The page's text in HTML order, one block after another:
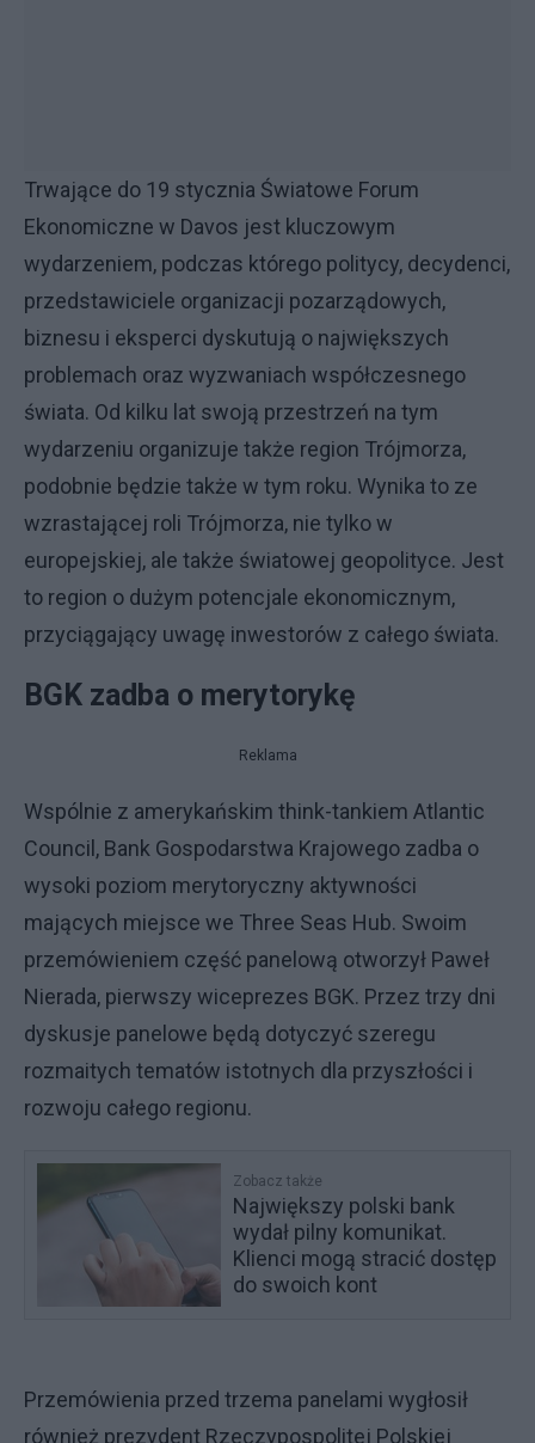
Trwające do 19 stycznia Światowe Forum
Ekonomiczne w Davos jest kluczowym
wydarzeniem, podczas którego politycy, decydenci,
przedstawiciele organizacji pozarządowych,
biznesu i eksperci dyskutują o największych
problemach oraz wyzwaniach współczesnego
świata. Od kilku lat swoją przestrzeń na tym
wydarzeniu organizuje także region Trójmorza,
podobnie będzie także w tym roku. Wynika to ze
wzrastającej roli Trójmorza, nie tylko w
europejskiej, ale także światowej geopolityce. Jest
to region o dużym potencjale ekonomicznym,
przyciągający uwagę inwestorów z całego świata.
BGK zadba o merytorykę
Reklama
Wspólnie z amerykańskim think-tankiem Atlantic
Council, Bank Gospodarstwa Krajowego zadba o
wysoki poziom merytoryczny aktywności
mających miejsce we Three Seas Hub. Swoim
przemówieniem część panelową otworzył Paweł
Nierada, pierwszy wiceprezes BGK. Przez trzy dni
dyskusje panelowe będą dotyczyć szeregu
rozmaitych tematów istotnych dla przyszłości i
rozwoju całego regionu.
Zobacz także
Największy polski bank
wydał pilny komunikat.
Klienci mogą stracić dostęp
do swoich kont
Przemówienia przed trzema panelami wygłosił
również prezydent Rzeczypospolitej Polskiej